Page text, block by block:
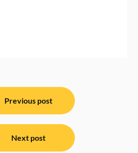
Previous post
Next post